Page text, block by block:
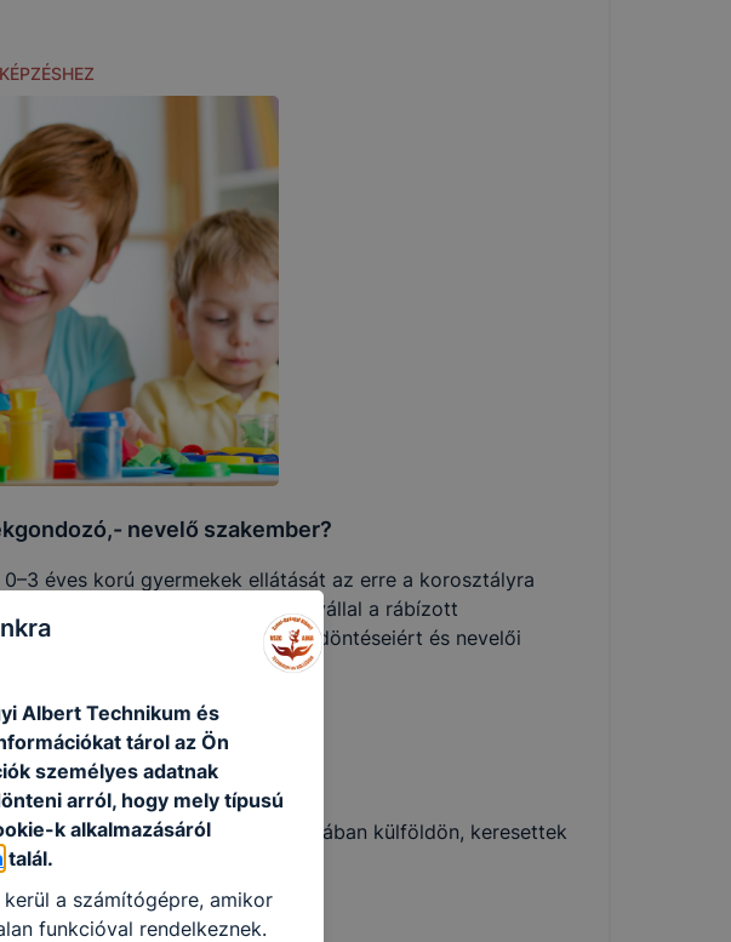
nevelő szakember?
éves korú gyermekek ellátását az erre a korosztályra
önállóan végzi. Felelősséget vállal a rábízott
a nevelés folyamatában hozott döntéseiért és nevelői
Bár nyelvtudás birtokában külföldön, keresettek
Albert Technikum és
tárol az Ön
személyes adatnak
arról, hogy mely típusú
k alkalmazásáról
talál.
a számítógépre, amikor
funkcióval rendelkeznek.